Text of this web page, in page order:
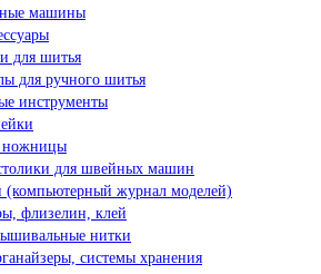
машины
для шитья
для ручного шитья
инструменты
ножницы
для швейных машин
журнал моделей)
флизелин, клей
нитки
системы хранения